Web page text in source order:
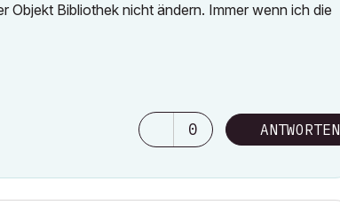
Objekt Bibliothek nicht ändern. Immer wenn ich die
0 ANTWORTEN